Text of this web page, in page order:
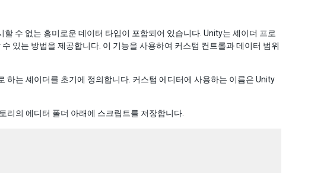
수 없는 흥미로운 데이터 타입이 포함되어 있습니다. Unity는 셰이더 프로
있는 방법을 제공합니다. 이 기능을 사용하여 커스텀 컨트롤과 데이터 범위
하는 셰이더를 초기에 정의합니다. 커스텀 에디터에 사용하는 이름은 Unity
리의 에디터 폴더 아래에 스크립트를 저장합니다.